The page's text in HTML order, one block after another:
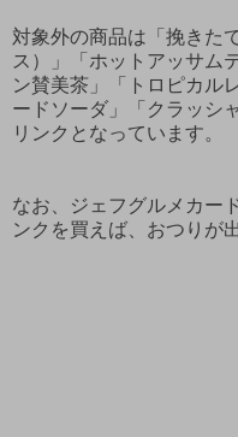
対象外の商品は「挽きた
ス）」「ホットアッサム
ン賛美茶」「トロピカル
ードソーダ」「クラッシ
リンクとなっています。
なお、ジェフグルメカー
ンクを買えば、おつりが